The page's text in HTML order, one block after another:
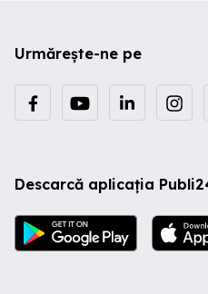
Urmărește-ne pe
Descarcă aplicația